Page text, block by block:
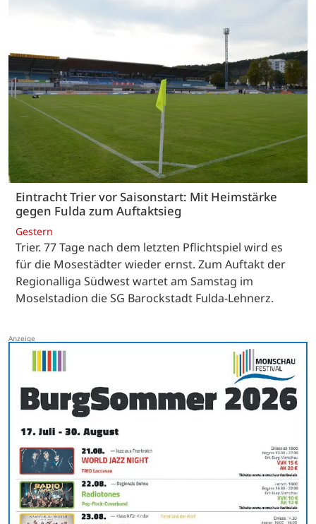
Eintracht Trier vor Saisonstart: Mit Heimstärke
gegen Fulda zum Auftaktsieg
Gestern
Trier. 77 Tage nach dem letzten Pflichtspiel wird es
für die Mosestädter wieder ernst. Zum Auftakt der
Regionalliga Südwest wartet am Samstag im
Moselstadion die SG Barockstadt Fulda-Lehnerz.